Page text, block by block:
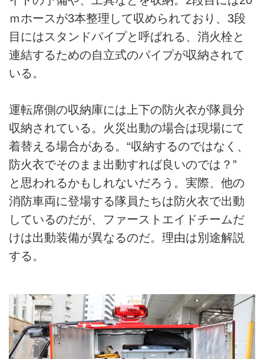
ｍホースが3本整理して収められており、3段
目にはスタンドパイプと呼ばれる、消火栓と
連結するための自立式のパイプが収納されて
いる。
運転席側の収納庫には上下の防火衣が隊員分
収納されている。火災出動の場合は現場にて
着替える場合がある。“収納するのではなく、
防火衣でそのまま出動すれば良いのでは？”
と思われるかもしれないだろう。実際、他の
消防車両に登場する隊員たちは防火衣で出動
しているのだが、ファーストエイドチームだ
けは出動装備が異なるのだ。理由は別途解説
する。